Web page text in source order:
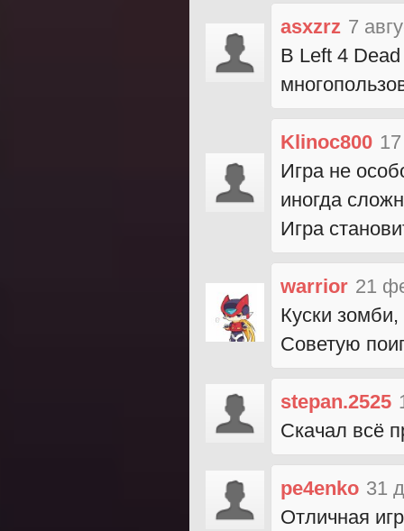
asxzrz 7
В Left 4
Klinoc800
Игра не
иногда
Игра
warrior 21
Куски
Советую
stepan.2525
Скачал всё
pe4enko 31
Отличная